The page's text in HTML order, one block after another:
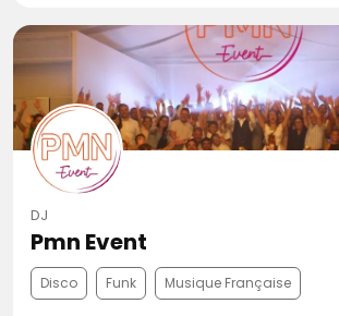
DJ
Pmn Event
Disco Funk Musique Française